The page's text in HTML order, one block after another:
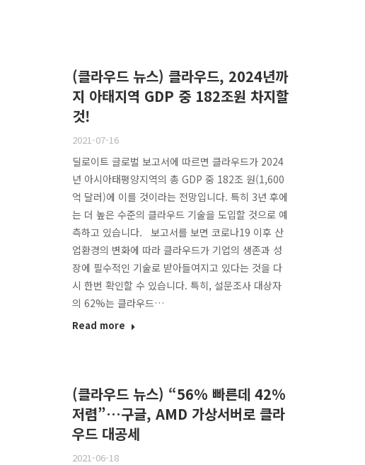
(클라우드 뉴스) 클라우드, 2024년까
지 아태지역 GDP 중 182조원 차지할
것!
2021-07-16
딜로이트 글로벌 보고서에 따르면 클라우드가 2024
년 아시아태평양지역의 총 GDP 중 182조 원(1,600
억 달러)에 이를 것이라는 전망입니다. 특히 3년 후에
는 더 높은 수준의 클라우드 기술을 도입할 것으로 예
측하고 있습니다. 보고서를 보면 코로나19 이후 산
업환경의 변화에 따라 클라우드가 기업의 생존과 성
장에 필수적인 기술로 받아들여지고 있다는 것을 다
시 한번 확인할 수 있습니다. 특히, 설문조사 대상자
의 62%는 클라우드…
Read more
(클라우드 뉴스) “56% 빠른데 42%
저렴”…구글, AMD 가상서버로 클라
우드 대공세
2021-06-18